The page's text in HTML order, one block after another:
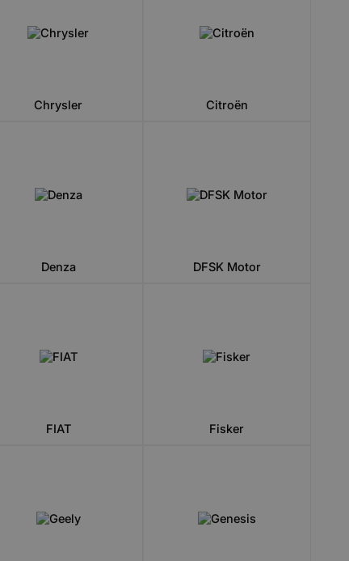
Chrysler Citroën
Denza DFSK Motor
FIAT Fisker